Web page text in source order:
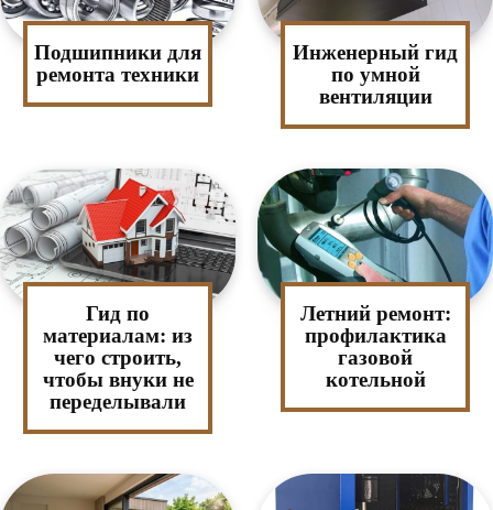
Подшипники для
ремонта техники
Инженерный гид
по умной
вентиляции
Гид по
материалам: из
чего строить,
чтобы внуки не
переделывали
Летний ремонт:
профилактика
газовой
котельной